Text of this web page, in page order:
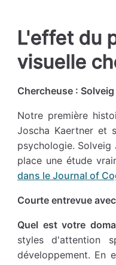
L'effet du
visuelle
Chercheuse :
Notre première
Joscha Kaertner et
psychologie.
place une étude
dans le Journal of
Courte entrevue
Quel est votre
styles d'attention
développement. En